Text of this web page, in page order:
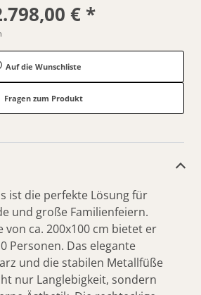
€ *
Auf die Wunschliste
Fragen zum Produkt
ist die perfekte Lösung für
und große Familienfeiern.
von ca. 200x100 cm bietet er
Personen. Das elegante
und die stabilen Metallfüße
nur Langlebigkeit, sondern